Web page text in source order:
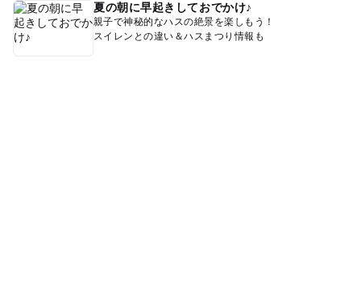
夏の朝に早起きしておでかけ♪
親子で神秘的なハスの絶景を楽しもう！
スイレンとの違い＆ハスまつり情報も